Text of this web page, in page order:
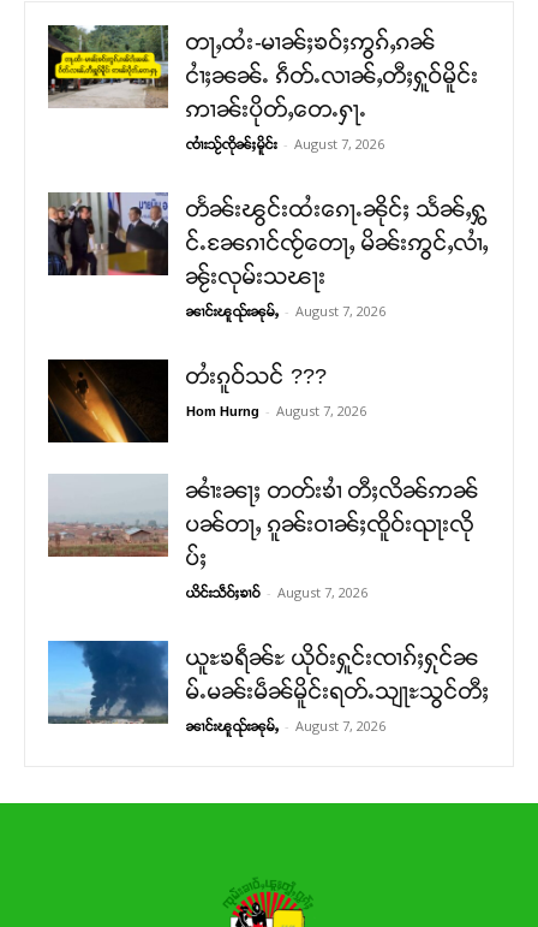
တႃႇထႆး-မၢၼ်ႈၶဝ်ႈဢွၵ်ႇၵၼ်
ငၢႆႈၼၼ်ႉ ၵဵတ်ႉလၢၼ်ႇတီႈႁူဝ်မိူင်း
ဢၢၼ်းပိုတ်ႇတေႉႁႃႉ
ၸၢႆးသႂ်ၸိုၼ်ႈမိူင်း - August 7, 2026
တႅၼ်းၽွင်းထႆးၵေႃႉၼိုင်ႈ သႅၼ်ႇႁွ
င်ႉၼႄၵၢင်ၸႂ်တေႃႇ မိၼ်းဢွင်ႇလၢႆႇ
ၼႂ်းလုမ်းသၽႃး
ၼၢင်းၽူၺ်းၼုမ်ႇ - August 7, 2026
တႆးၵူဝ်သင် ???
Hom Hurng - August 7, 2026
ၼၢႆးၼႃႈ တတ်းၶၢႆ တီႈလိၼ်ဢၼ်
ပၼ်တႃႇ ၵူၼ်းဝၢၼ်ႈၸိူဝ်းၺႃးလို
ပ်ႈ
ယိင်းသဵဝ်ႈၶၢဝ် - August 7, 2026
ယူႊၶရဵၼ်ႊ ယိုဝ်းႁူင်းၸၢၵ်ႈႁုင်ၼ
မ်ႉမၼ်းမဵၼ်မိူင်းရတ်ႉသျႃႊသွင်တီႈ
ၼၢင်းၽူၺ်းၼုမ်ႇ - August 7, 2026